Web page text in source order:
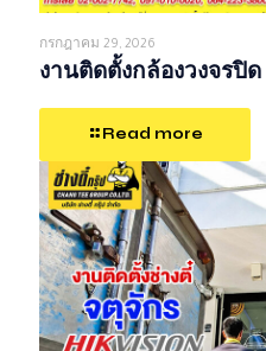
กรกฎาคม 29, 2026
งานติดตั้งกล้องวงจรปิ
Read more